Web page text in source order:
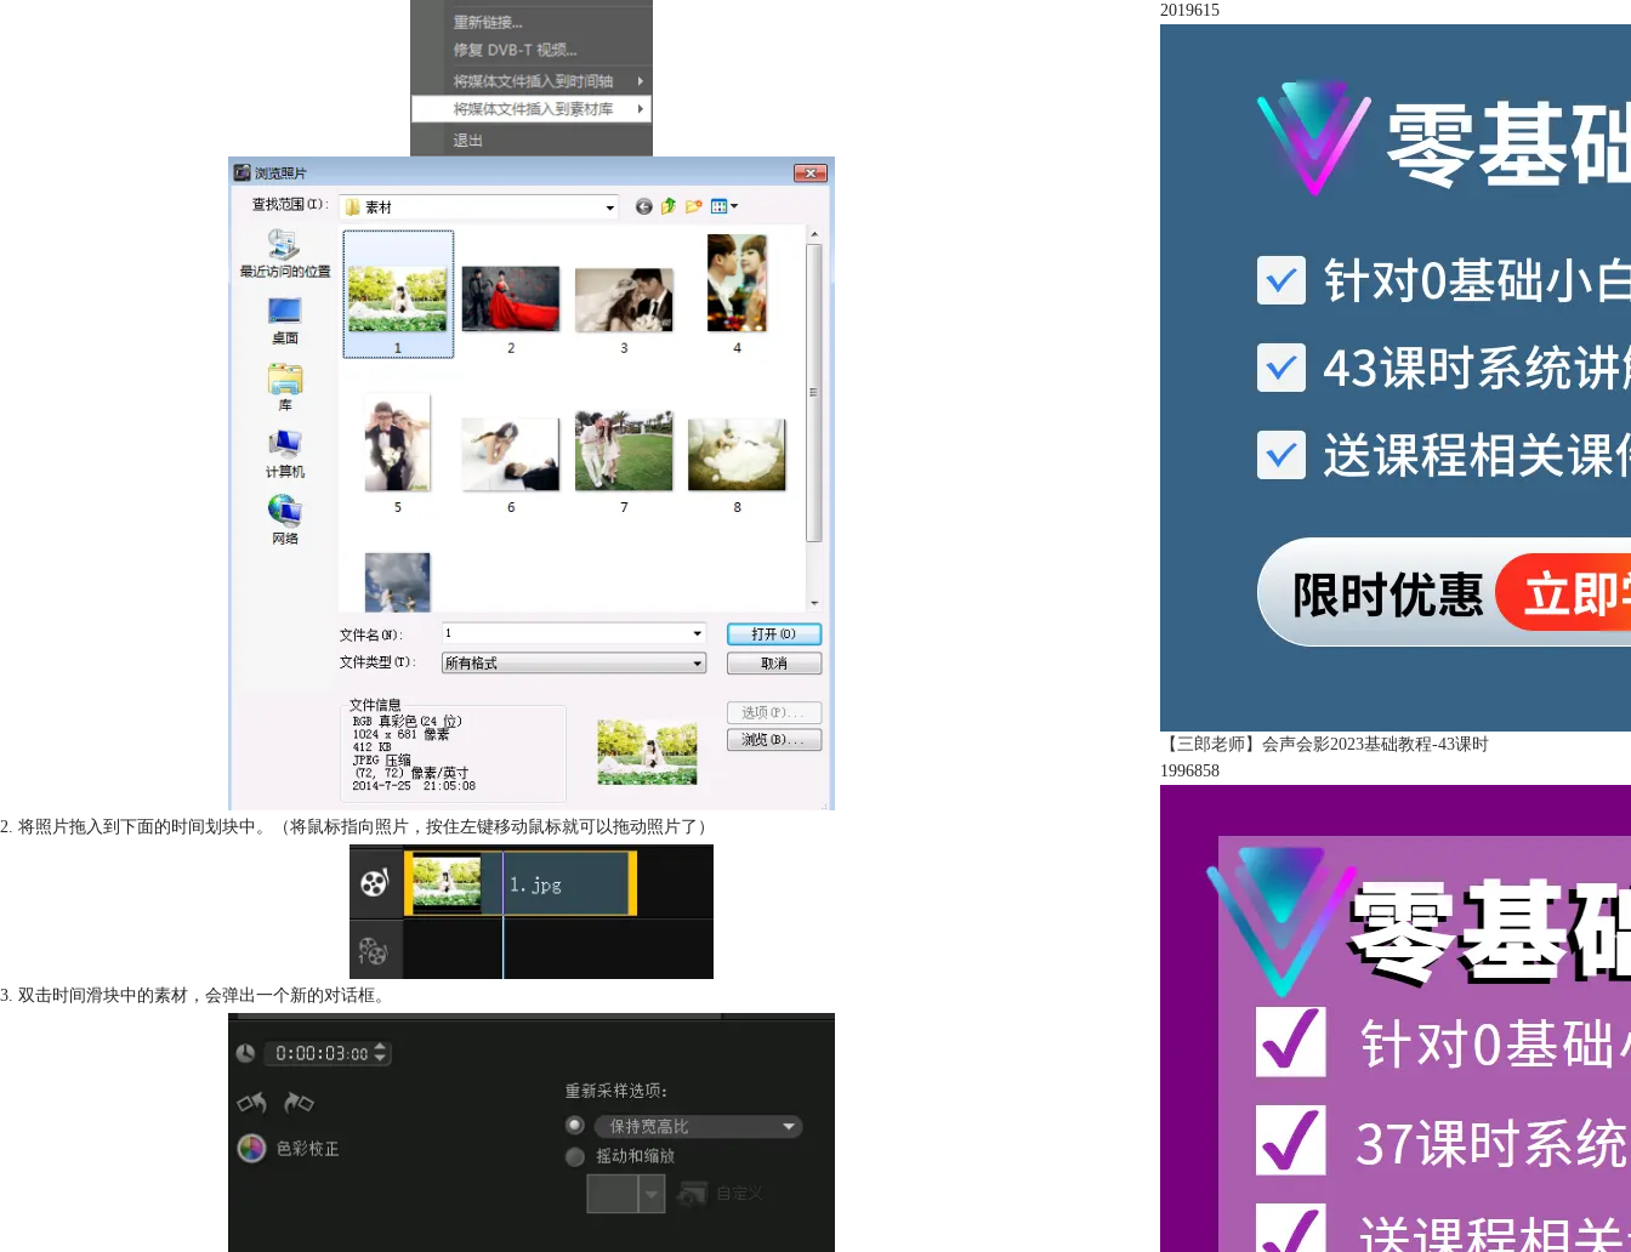
2. 将照片拖入到下面的时间划块中。（将鼠标指向照片，按住左键移动鼠标就可以拖动照片了）
3. 双击时间滑块中的素材，会弹出一个新的对话框。
2019615
【三郎老师】会声会影2023基础教程-43课时
1996858